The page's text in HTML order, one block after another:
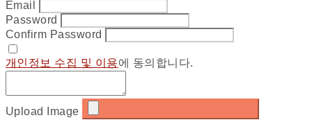
Email
Password
Confirm Password
개인정보 수집 및 이용에 동의합니다.
Upload Image